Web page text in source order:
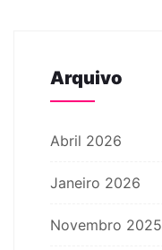
Arquivo
Abril 2026
Janeiro 2026
Novembro 2025